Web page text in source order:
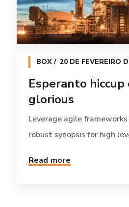
BOX 20 DE FEVEREIRO
Esperanto
glorious
Leverage agile
robust synopsis for high
Read more